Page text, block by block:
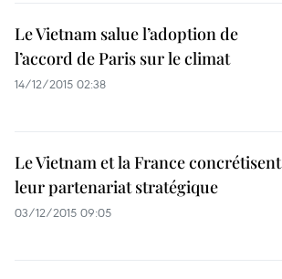
Le Vietnam salue l’adoption de
l’accord de Paris sur le climat
14/12/2015 02:38
Le Vietnam et la France concrétisent
leur partenariat stratégique
03/12/2015 09:05